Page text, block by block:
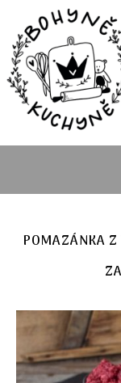
POMAZÁNKA Z